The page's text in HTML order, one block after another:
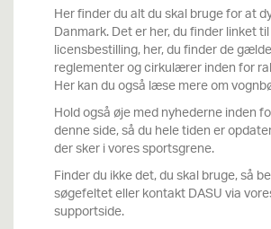
Her finder du alt du skal bruge for at
Danmark. Det er her, du finder linket til
licensbestilling, her, du finder de
reglementer og cirkulærer inden for
Her kan du også læse mere om
Hold også øje med nyhederne inden
denne side, så du hele tiden er
der sker i vores sportsgrene.
Finder du ikke det, du skal bruge, så
søgefeltet eller kontakt DASU via
supportside.